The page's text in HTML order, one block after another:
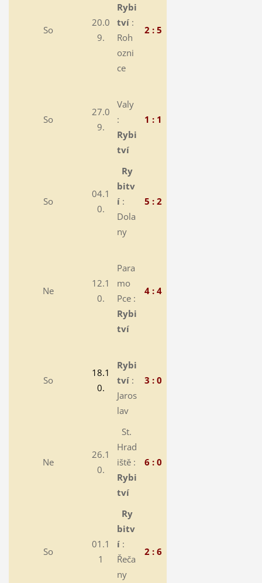
So
20.0
9.
Rybi
tví :
Roh
ozni
ce
2 : 5
So
27.0
9.
Valy
:
Rybi
tví
1 : 1
So
04.1
0.
Ry
bitv
í :
Dola
ny
5 : 2
Ne
12.1
0.
Para
mo
Pce :
Rybi
tví
4 : 4
So
18.1
0.
Rybi
tví:
Jaros
lav
3 : 0
Ne
26.1
0.
St.
Hrad
iště :
Rybi
tví
6 : 0
So
01.1
1
Ry
bitv
í:
Řeča
ny
2 : 6